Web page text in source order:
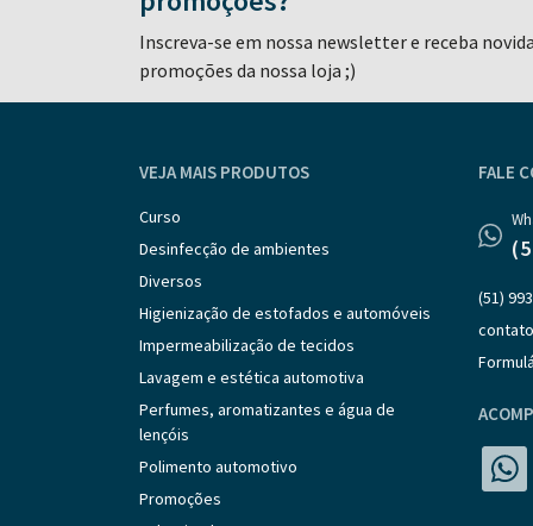
Inscreva-se em nossa newsletter e receba
promoções da nossa loja ;)
VEJA MAIS PRODUTOS
Curso
Desinfecção de ambientes
Diversos
Higienização de estofados e automóveis
Impermeabilização de tecidos
Lavagem e estética automotiva
Perfumes, aromatizantes e água de
lençóis
Polimento automotivo
Promoções
FALE
(51)